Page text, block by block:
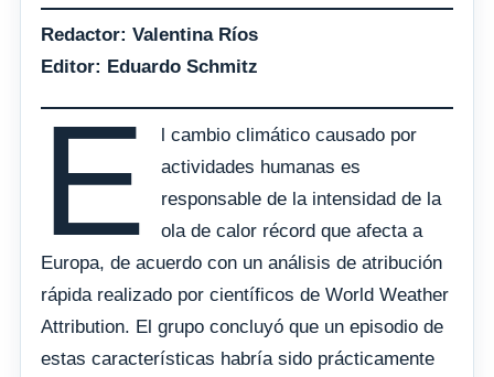
Redactor: Valentina Ríos
Editor: Eduardo Schmitz
E
l cambio climático causado por
actividades humanas es
responsable de la intensidad de la
ola de calor récord que afecta a
Europa, de acuerdo con un análisis de atribución
rápida realizado por científicos de World Weather
Attribution. El grupo concluyó que un episodio de
estas características habría sido prácticamente